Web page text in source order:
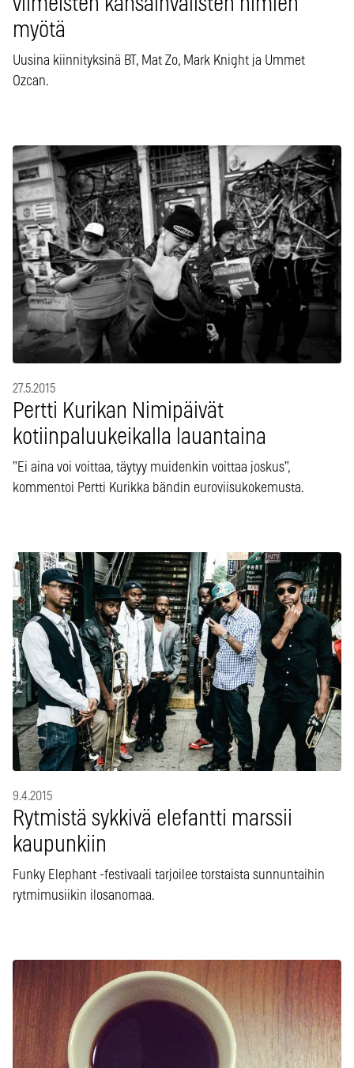
viimeisten kansainvälisten nimien
myötä
Uusina kiinnityksinä BT, Mat Zo, Mark Knight ja Ummet
Ozcan.
27.5.2015
Pertti Kurikan Nimipäivät
kotiinpaluukeikalla lauantaina
”Ei aina voi voittaa, täytyy muidenkin voittaa joskus”,
kommentoi Pertti Kurikka bändin euroviisukokemusta.
9.4.2015
Rytmistä sykkivä elefantti marssii
kaupunkiin
Funky Elephant -festivaali tarjoilee torstaista sunnuntaihin
rytmimusiikin ilosanomaa.